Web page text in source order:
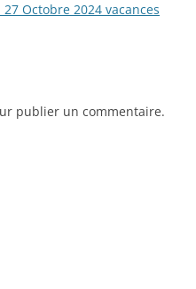
Octobre 2024 vacances
publier un commentaire.